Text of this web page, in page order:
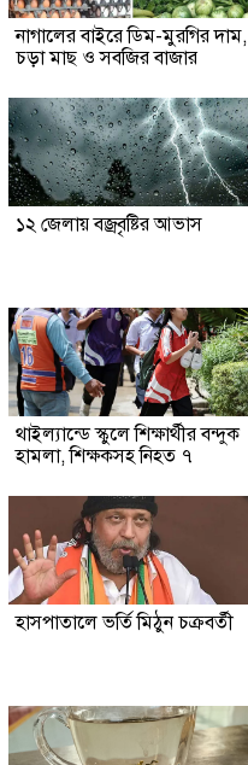
নাগালের বাইরে ডিম-মুরগির দাম,
চড়া মাছ ও সবজির বাজার
১২ জেলায় বজ্রবৃষ্টির আভাস
থাইল্যান্ডে স্কুলে শিক্ষার্থীর বন্দুক
হামলা, শিক্ষকসহ নিহত ৭
হাসপাতালে ভর্তি মিঠুন চক্রবর্তী